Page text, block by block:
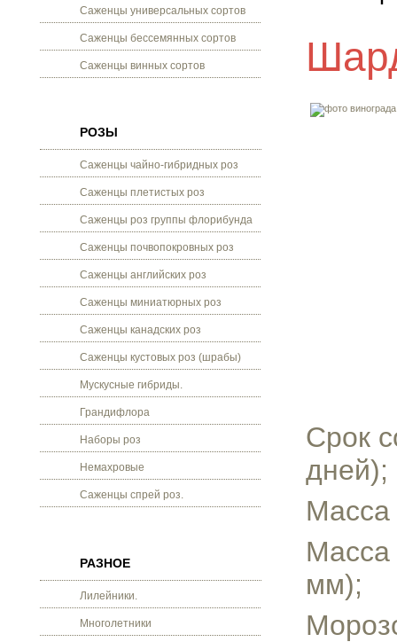
Саженцы универсальных сортов
Саженцы бессемянных сортов
Саженцы винных сортов
РОЗЫ
Саженцы чайно-гибридных роз
Саженцы плетистых роз
Саженцы роз группы флорибунда
Саженцы почвопокровных роз
Саженцы английских роз
Саженцы миниатюрных роз
Саженцы канадских роз
Саженцы кустовых роз (шрабы)
Мускусные гибриды.
Грандифлора
Наборы роз
Немахровые
Саженцы спрей роз.
РАЗНОЕ
Лилейники.
Многолетники
Срок
дней);
Масса
Масса
мм);